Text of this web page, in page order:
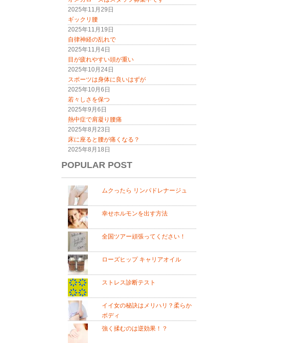
2025年11月29日
ギックリ腰
2025年11月19日
自律神経の乱れで
2025年11月4日
目が疲れやすい頭が重い
2025年10月24日
スポーツは身体に良いはずが
2025年10月6日
若々しさを保つ
2025年9月6日
熱中症で肩凝り腰痛
2025年8月23日
床に座ると腰が痛くなる？
2025年8月18日
POPULAR POST
ムクったら リンパドレナージュ
幸せホルモンを出す方法
全国ツアー頑張ってください！
ローズヒップ キャリアオイル
ストレス診断テスト
イイ女の秘訣はメリハリ？柔らか
ボディ
強く揉むのは逆効果！？